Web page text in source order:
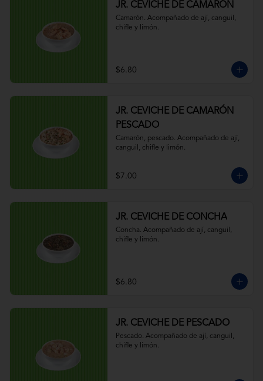
JR. CEVICHE DE CAMARÓN
Camarón. Acompañado de ají, canguil,
chifle y limón.
$6.80
JR. CEVICHE DE CAMARÓN
PESCADO
Camarón, pescado. Acompañado de ají,
canguil, chifle y limón.
$7.00
JR. CEVICHE DE CONCHA
Concha. Acompañado de ají, canguil,
chifle y limón.
$6.80
JR. CEVICHE DE PESCADO
Pescado. Acompañado de ají, canguil,
chifle y limón.